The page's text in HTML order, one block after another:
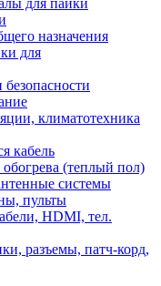
для пайки
назначения
для
климатотехника
кабель
(теплый пол)
системы
пульты
HDMI, тел.
разъемы, патч-корд,